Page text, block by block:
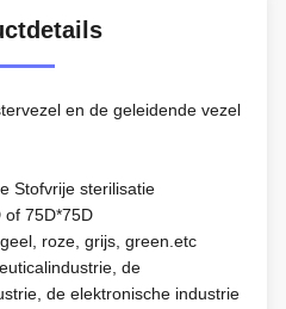
en de geleidende vezel
Stofvrije sterilisatie
of 75D*75D
roze, grijs, green.etc
de
de elektronische industrie